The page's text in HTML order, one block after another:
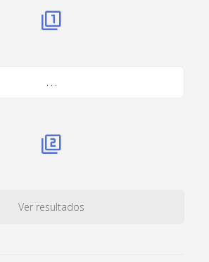
. . .
Ver resultados